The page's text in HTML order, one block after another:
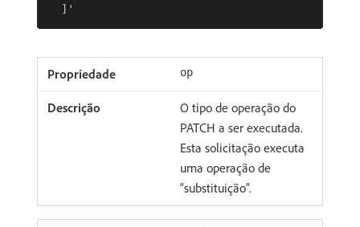
op
O tipo de operação do
PATCH a ser executada.
Esta solicitação executa
uma operação de
“substituição”.